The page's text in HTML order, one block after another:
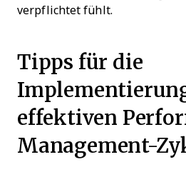
verpflichtet fühlt.
Tipps für die
effektiven
Management-